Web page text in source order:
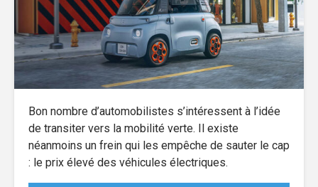
Bon nombre d’automobilistes s’intéressent à l’idée
de transiter vers la mobilité verte. Il existe
néanmoins un frein qui les empêche de sauter le cap
: le prix élevé des véhicules électriques.